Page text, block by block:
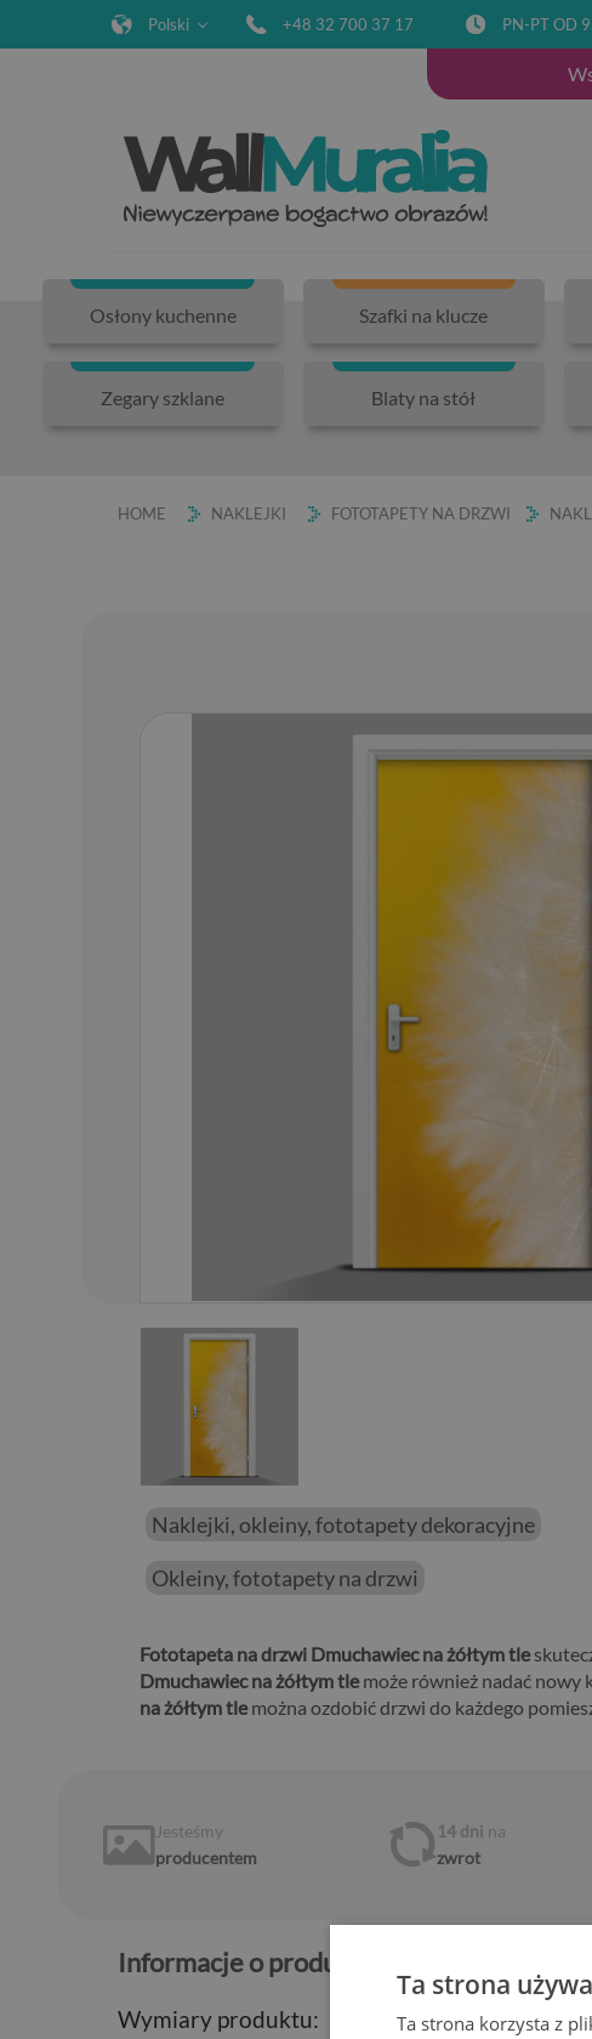
Polski +48 32 700 37 17 PN-PT OD
Osłony kuchenne Szafki na klucze
Zegary szklane Blaty na stół
HOME NAKLEJKI FOTOTAPETY NA DRZWI
Naklejki, okleiny, fototapety dekoracyjne
Okleiny, fototapety na drzwi
Fototapeta na drzwi Dmuchawiec na żółtym tle
Dmuchawiec na żółtym tlemoże również nadać nowy
na żółtym tlemożna ozdobić drzwi do każdego
Jesteśmy
producentem
14 dni na
zwrot
Informacje o produkcie:
Wymiary produktu:
Ta strona
Ta strona korzysta z